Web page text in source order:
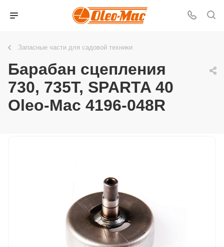
Запасные части для садовой техники
Барабан сцепления
730, 735T, SPARTA 40
Oleo-Mac 4196-048R